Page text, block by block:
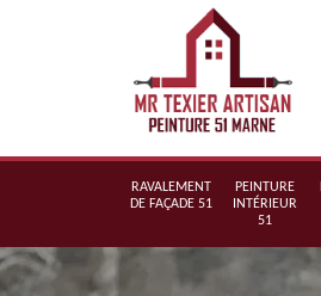
RAVALEMENT
DE FAÇADE 51
PEINTURE
INTÉRIEUR
51